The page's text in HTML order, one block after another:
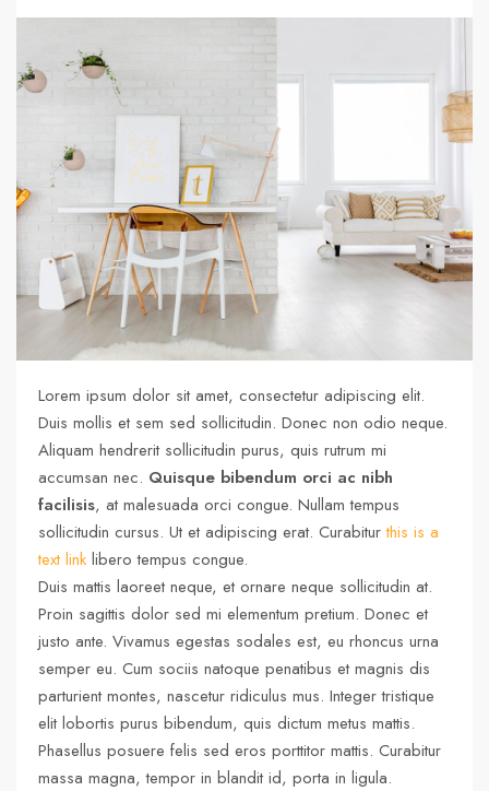
Lorem ipsum dolor sit amet, consectetur adipiscing elit.
Duis mollis et sem sed sollicitudin. Donec non odio neque.
Aliquam hendrerit sollicitudin purus, quis rutrum mi
accumsan nec. Quisque bibendum orci ac nibh
facilisis, at malesuada orci congue. Nullam tempus
sollicitudin cursus. Ut et adipiscing erat. Curabiturthis is a
text link libero tempus congue.
Duis mattis laoreet neque, et ornare neque sollicitudin at.
Proin sagittis dolor sed mi elementum pretium. Donec et
justo ante. Vivamus egestas sodales est, eu rhoncus urna
semper eu. Cum sociis natoque penatibus et magnis dis
parturient montes, nascetur ridiculus mus. Integer tristique
elit lobortis purus bibendum, quis dictum metus mattis.
Phasellus posuere felis sed eros porttitor mattis. Curabitur
massa magna, tempor in blandit id, porta in ligula.